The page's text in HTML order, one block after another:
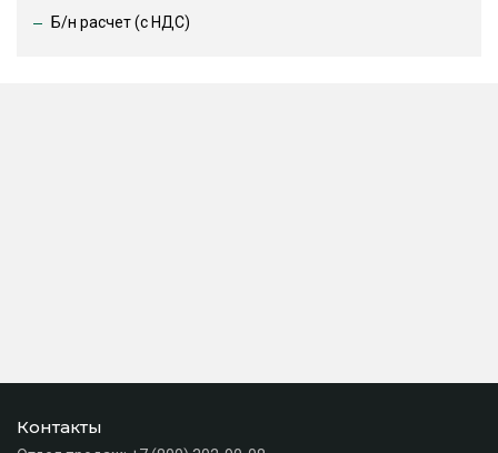
Б/н расчет (c НДС)
Контакты